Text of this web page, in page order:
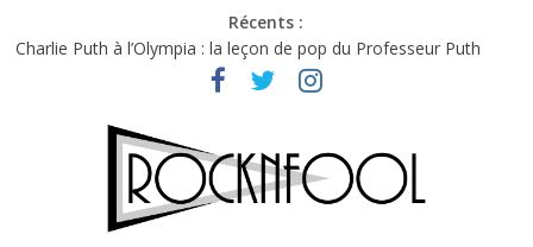
Récents :
Charlie Puth à l’Olympia : la leçon de pop du Professeur Puth
Festival Triptyque : un nouveau festival de musique indépendant
Hellfest 2026 vendredi : température et émotions en hausse
Hellfest 2026 jeudi : impossible de choisir entre chaleur et bonne
Première édition du Midgard Festival : entre bière, métal et